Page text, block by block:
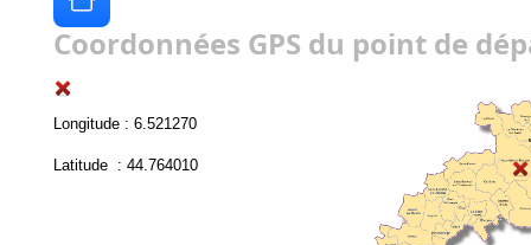
Coordonnées GPS du point de
Longitude : 6.521270
Latitude : 44.764010